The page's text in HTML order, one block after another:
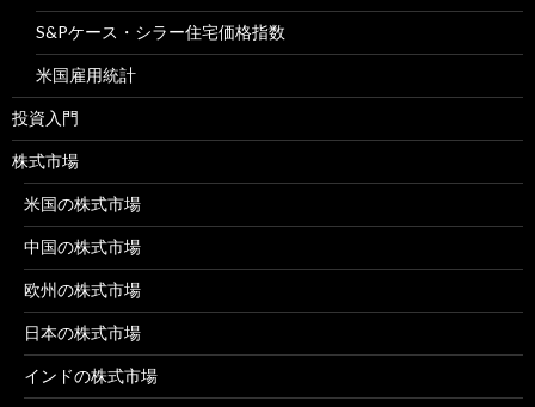
S&Pケース・シラー住宅価格指数
米国雇用統計
投資入門
株式市場
米国の株式市場
中国の株式市場
欧州の株式市場
日本の株式市場
インドの株式市場